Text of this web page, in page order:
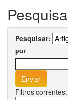
Pesquisar:
por
Filtros correntes: